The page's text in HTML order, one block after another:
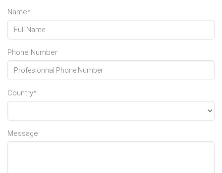
Name*
Phone Number
Country*
Message